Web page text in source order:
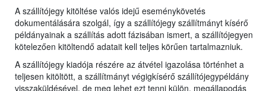
A szállítójegy kitöltése valós idejű eseménykövetés
dokumentálására szolgál, így a szállítójegy szállítmányt kísérő
példányainak a szállítás adott fázisában ismert, a szállítójegyen
kötelezően kitöltendő adatait kell teljes körűen tartalmazniuk.
A szállítójegy kiadója részére az átvétel igazolása történhet a
teljesen kitöltött, a szállítmányt végigkísérő szállítójegypéldány
visszaküldésével, de meg lehet ezt tenni külön, megállapodás